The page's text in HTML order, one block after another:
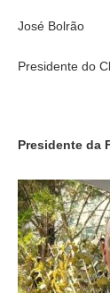
José Bolrão
Presidente do
Presidente da